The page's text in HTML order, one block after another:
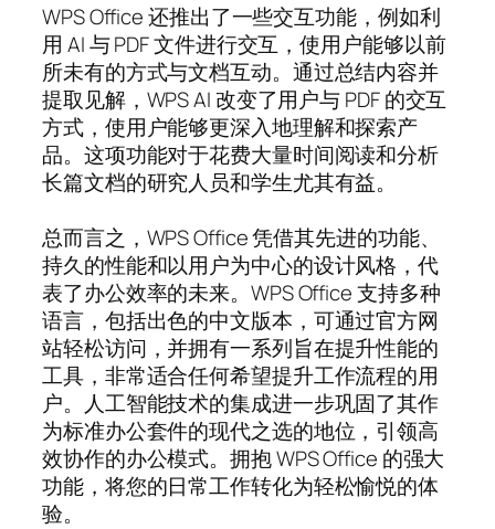
WPS Office 还推出了一些交互功能，例如利
用 AI 与 PDF 文件进行交互，使用户能够以前
所未有的方式与文档互动。通过总结内容并
提取见解，WPS AI 改变了用户与 PDF 的交互
方式，使用户能够更深入地理解和探索产
品。这项功能对于花费大量时间阅读和分析
长篇文档的研究人员和学生尤其有益。
总而言之，WPS Office 凭借其先进的功能、
持久的性能和以用户为中心的设计风格，代
表了办公效率的未来。WPS Office 支持多种
语言，包括出色的中文版本，可通过官方网
站轻松访问，并拥有一系列旨在提升性能的
工具，非常适合任何希望提升工作流程的用
户。人工智能技术的集成进一步巩固了其作
为标准办公套件的现代之选的地位，引领高
效协作的办公模式。拥抱 WPS Office 的强大
功能，将您的日常工作转化为轻松愉悦的体
验。